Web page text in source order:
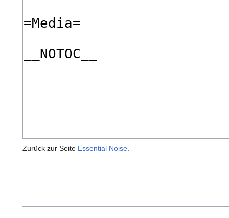
Zurück zur Seite Essential Noise.